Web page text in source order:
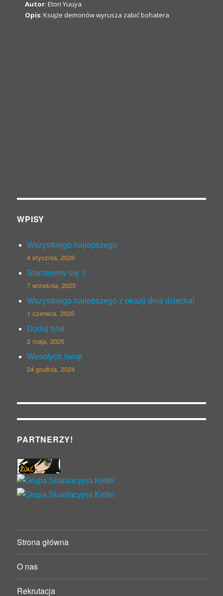
Autor: Etori Yuuya
Opis: Książe demonów wyrusza zabić bohatera
WPISY
Wszystkiego najlepszego
4 stycznia, 2026
Starzejemy się :(
7 września, 2025
Wszystkiego najlepszego z okazji dnia dziecka!
1 czerwca, 2025
Dodaj tytuł
2 maja, 2025
Wesołych świąt
24 grudnia, 2024
PARTNERZY!
Strona główna
O nas
Rekrutacja